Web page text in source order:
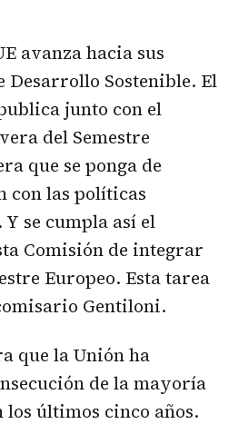
avanza hacia sus
Desarrollo Sostenible. El
junto con el
del Semestre
que se ponga de
con las políticas
se cumpla así el
Comisión de integrar
Europeo. Esta tarea
Gentiloni.
que la Unión ha
de la mayoría
los últimos cinco años.